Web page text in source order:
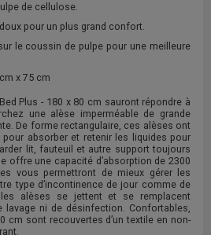
de cellulose.
pour un plus grand confort.
le coussin de pulpe pour une meilleure
x 75 cm
Plus - 180 x 80 cm sauront répondre à
une alèse imperméable de grande
De forme rectangulaire, ces alèses ont
absorber et retenir les liquides pour
lit, fauteuil et autre support toujours
offre une capacité d’absorption de 2300
vous permettront de mieux gérer les
type d’incontinence de jour comme de
alèses se jettent et se remplacent
lavage ni de désinfection. Confortables,
cm sont recouvertes d’un textile en non-